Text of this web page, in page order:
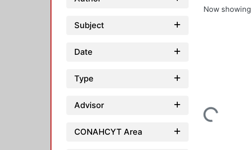
Subject
Date
Type
Advisor
CONAHCYT Area
Now showing
Loading...